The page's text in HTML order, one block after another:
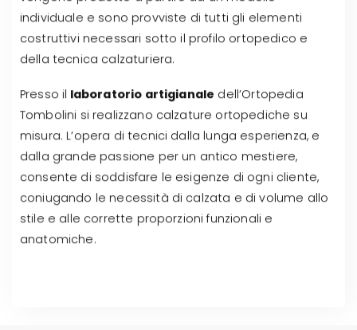
individuale e sono provviste di tutti gli elementi
costruttivi necessari sotto il profilo ortopedico e
della tecnica calzaturiera.
Presso il laboratorio artigianale
dell’Ortopedia
Tombolini si realizzano calzature ortopediche su
misura. L’opera di tecnici dalla lunga esperienza, e
dalla grande passione per un antico mestiere,
consente di soddisfare le esigenze di ogni cliente,
coniugando le necessità di calzata e di volume allo
stile e alle corrette proporzioni funzionali e
anatomiche.